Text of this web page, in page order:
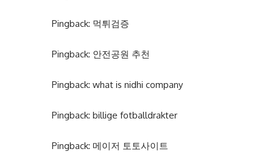
Pingback: 먹튀검증
Pingback: 안전공원 추천
Pingback: what is nidhi company
Pingback: billige fotballdrakter
Pingback: 메이저 토토사이트